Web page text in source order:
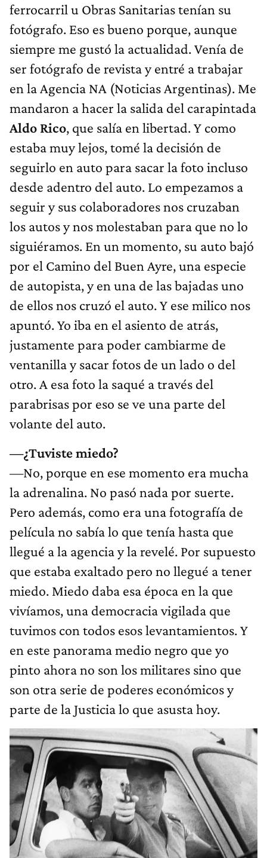
ferrocarril u Obras Sanitarias tenían su
fotógrafo. Eso es bueno porque, aunque
siempre me gustó la actualidad. Venía de
ser fotógrafo de revista y entré a trabajar
en la Agencia NA (Noticias Argentinas). Me
mandaron a hacer la salida del carapintada
Aldo Rico, que salía en libertad. Y como
estaba muy lejos, tomé la decisión de
seguirlo en auto para sacar la foto incluso
desde adentro del auto. Lo empezamos a
seguir y sus colaboradores nos cruzaban
los autos y nos molestaban para que no lo
siguiéramos. En un momento, su auto bajó
por el Camino del Buen Ayre, una especie
de autopista, y en una de las bajadas uno
de ellos nos cruzó el auto. Y ese milico nos
apuntó. Yo iba en el asiento de atrás,
justamente para poder cambiarme de
ventanilla y sacar fotos de un lado o del
otro. A esa foto la saqué a través del
parabrisas por eso se ve una parte del
volante del auto.
—¿Tuviste miedo?
—No, porque en ese momento era mucha
la adrenalina. No pasó nada por suerte.
Pero además, como era una fotografía de
película no sabía lo que tenía hasta que
llegué a la agencia y la revelé. Por supuesto
que estaba exaltado pero no llegué a tener
miedo. Miedo daba esa época en la que
vivíamos, una democracia vigilada que
tuvimos con todos esos levantamientos. Y
en este panorama medio negro que yo
pinto ahora no son los militares sino que
son otra serie de poderes económicos y
parte de la Justicia lo que asusta hoy.